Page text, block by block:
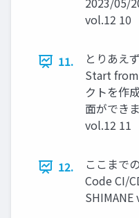
vol.12 10
11.
とりあえ
Start from
クトを作
面ができ
vol.12 11
12.
ここまで
Code CI/
SHIMANE